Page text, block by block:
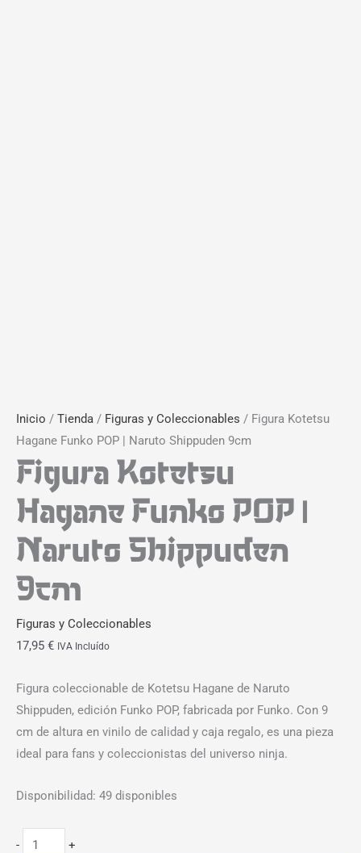
Inicio / Tienda / Figuras y Coleccionables / Figura Kotetsu
Hagane Funko POP | Naruto Shippuden 9cm
Figura Kotetsu
Hagane Funko POP |
Naruto Shippuden
9cm
Figuras y Coleccionables
17,95 € IVA Incluído
Figura coleccionable de Kotetsu Hagane de Naruto
Shippuden, edición Funko POP, fabricada por Funko. Con 9
cm de altura en vinilo de calidad y caja regalo, es una pieza
ideal para fans y coleccionistas del universo ninja.
Disponibilidad: 49 disponibles
- +